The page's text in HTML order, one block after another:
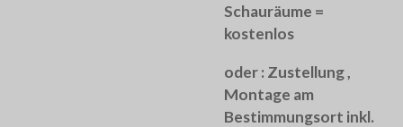
Schauräume =
kostenlos
oder : Zustellung ,
Montage am
Bestimmungsort inkl.